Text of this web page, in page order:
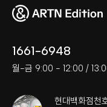
1661-6948
월-금 9:00 - 12:00 /
현대백화점천